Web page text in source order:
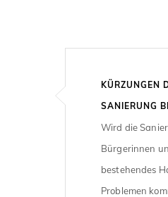
KÜRZUNGEN
SANIERUNG
Wird die
Bürgerinnen
bestehendes
Problemen